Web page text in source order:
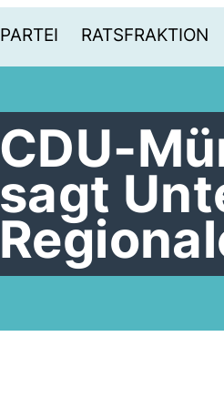
PARTEI RATSFRAKTION
CDU-
sagt